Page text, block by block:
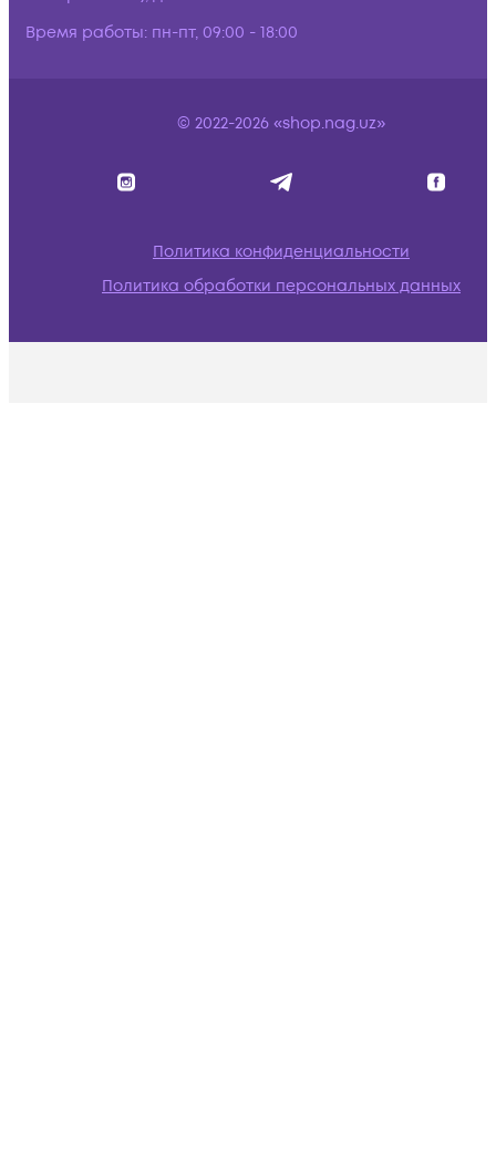
Время работы: пн-пт, 09:00 - 18:00
© 2022-2026 «shop.nag.uz»
Политика конфиденциальности
Политика обработки персональных данных